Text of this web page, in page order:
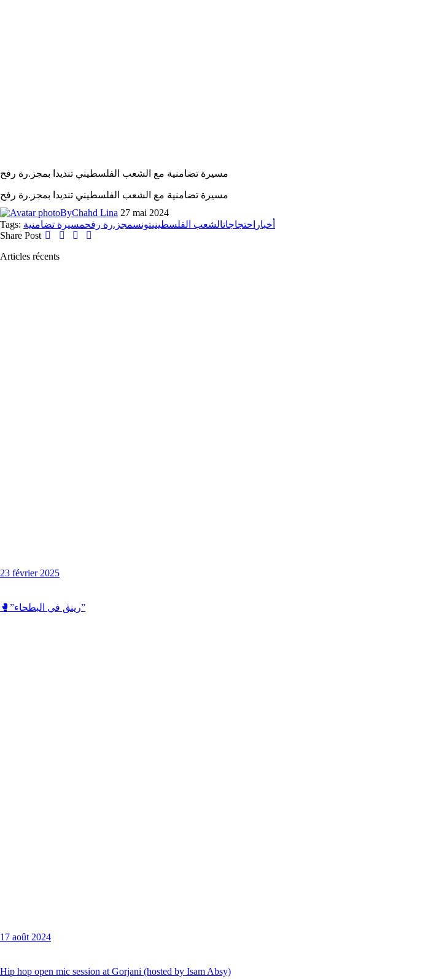
مسيرة تضامنية مع الشعب الفلسطيني تنديدا بمجز.رة رفح
مسيرة تضامنية مع الشعب الفلسطيني تنديدا بمجز.رة رفح
ByChahd Lina 27 mai 2024
Tags:
أخبار احتجاجاتالشعب الفلسطينيتونسمجز.رة رفحمسيرة تضامنية
Share Post
Articles récents
23 février 2025
🥊”رينڨ في البطحاء”
17 août 2024
Hip hop open mic session at Gorjani (hosted by Isam Absy)